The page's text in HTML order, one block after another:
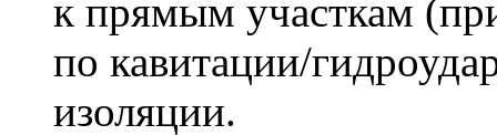
к прямым участкам
по кавитации/
изоляции.